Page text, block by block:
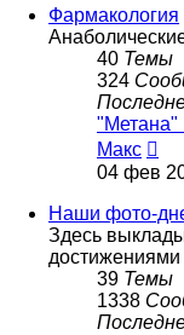
Фармакология
40 Темы
324
Макс
к
04 фев
Наши фото-
Здесь
достижениями
39 Темы
1338